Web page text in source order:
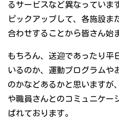
るサービスなど異なっていま
ピックアップして、各施設ま
合わせすることから皆さん始
もちろん、送迎であったり平
いるのか、運動プログラムや
のかなどあるかと思いますが
や職員さんとのコミュニケー
ばれております。